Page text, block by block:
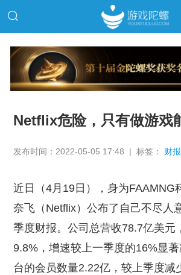
Netflix危险，只有做游戏
发布时间：2022-05-05 17:48 | 标签： 财报
近日（4月19日），身为FAAMNG
奈飞（Netflix）公布了自己不尽人
季度财报。公司总营收78.7亿美元
9.8%，增速较上一季度的16%显
台的会员数量2.22亿，较上季度减